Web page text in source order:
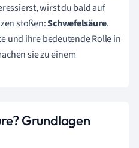
wirst du bald auf
stoßen:Schwefelsäure.
und ihre bedeutende Rolle in
sie zu einem
Grundlagen